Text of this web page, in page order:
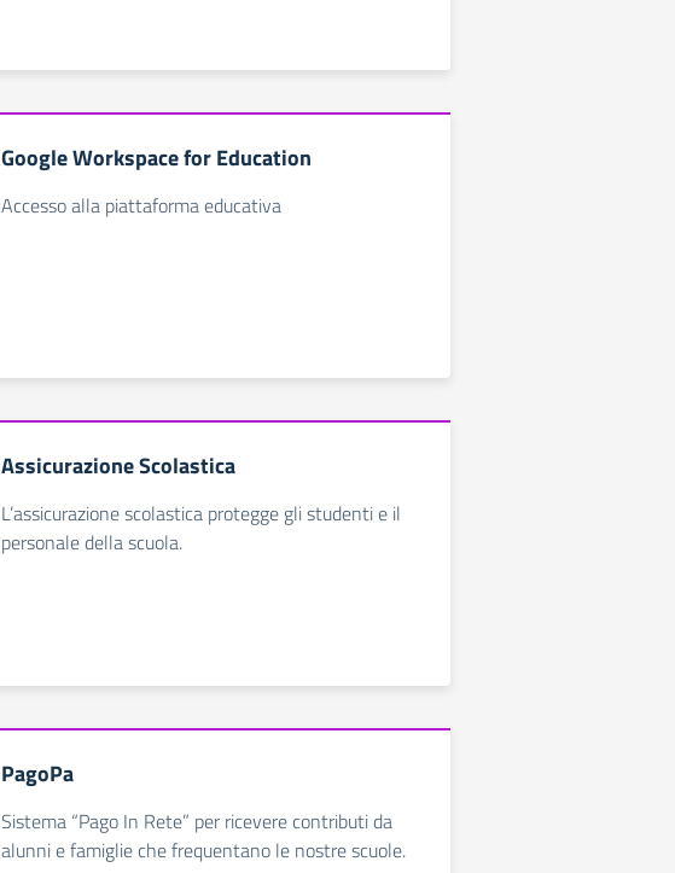
Google Workspace for Education
Accesso alla piattaforma educativa
Assicurazione Scolastica
L’assicurazione scolastica protegge gli studenti e il
personale della scuola.
PagoPa
Sistema “Pago In Rete” per ricevere contributi da
alunni e famiglie che frequentano le nostre scuole.